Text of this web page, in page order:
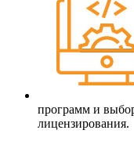
программ и
лицензирования.